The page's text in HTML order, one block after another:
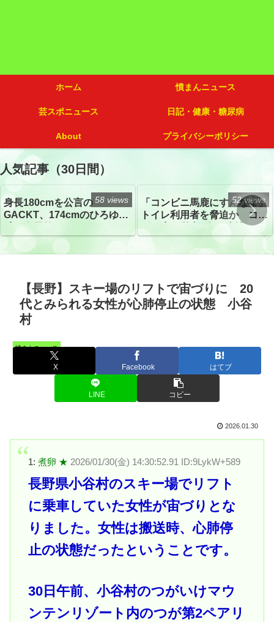
ホーム 憤まんニュース
芸スポニュース 日記・健康・糖尿病
About プライバシーポリシー
人気記事（30日間）
身長180cmを公言の
GACKT、174cmのひろゆき
トざわつき イベントでの写
真が話題
58 views
「コンビニ馬鹿にすんなよ」
トイレ利用者を脅迫か コン
52 views
【長野】スキー場のリフトで宙づりに 20
代とみられる女性が心肺停止の状態 小谷
村
憤まんニュース
X Facebook はてブ
LINE コピー
2026.01.30
1: 煮卵 ★ 2026/01/30(金) 14:30:52.91 ID:9LykW+589
長野県小谷村のスキー場でリフト
に乗車していた女性が宙づりとな
りました。女性は搬送時、心肺停
止の状態だったということです。
30日午前、小谷村のつがいけマウ
ンテンリゾート内のつが第2ペアリ